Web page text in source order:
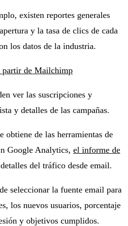
existen reportes generales
y la tasa de clics de cada
los datos de la industria.
ver las suscripciones y
y detalles de las campañas.
obtiene de las herramientas de
Google Analytics, el informe de
del tráfico desde email.
seleccionar la fuente email para
los nuevos usuarios, porcentaje
y objetivos cumplidos.